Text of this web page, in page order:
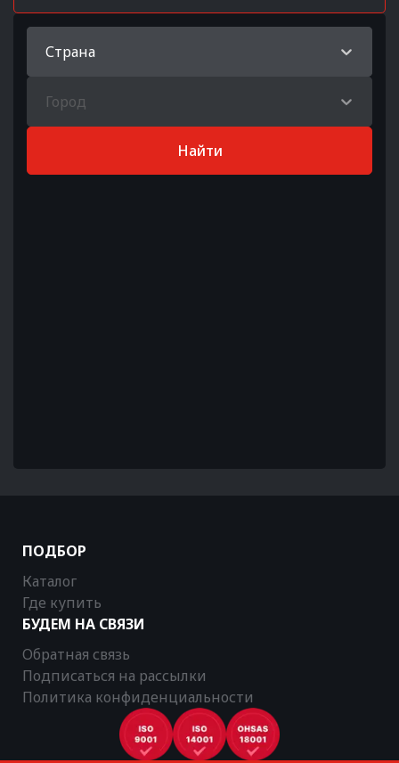
Страна
Город
Найти
ПОДБОР
Каталог
Где купить
БУДЕМ НА СВЯЗИ
Обратная связь
Подписаться на рассылки
Политика конфиденциальности